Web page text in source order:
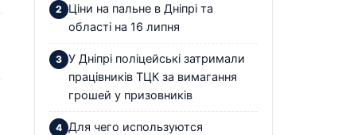
Ціни на пальне в Дніпрі та
області на 16 липня
У Дніпрі поліцейські затримали
працівників ТЦК за вимагання
грошей у призовників
Для чего используются